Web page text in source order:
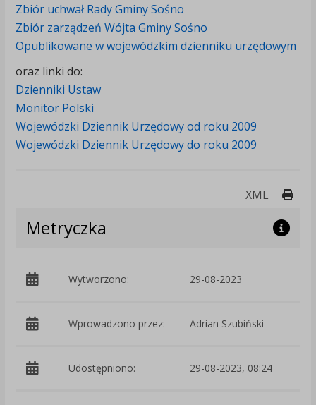
Zbiór uchwał Rady Gminy Sośno
Zbiór zarządzeń Wójta Gminy Sośno
Opublikowane w wojewódzkim dzienniku urzędowym
oraz linki do:
Dzienniki Ustaw
Monitor Polski
Wojewódzki Dziennik Urzędowy od roku 2009
Wojewódzki Dziennik Urzędowy do roku 2009
XML
Metryczka
Wytworzono: 29-08-2023
Wprowadzono przez: Adrian Szubiński
Udostępniono: 29-08-2023, 08:24